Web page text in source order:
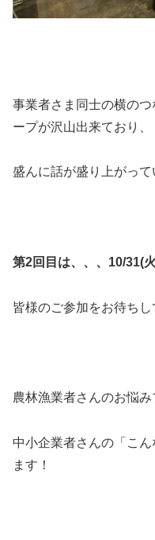
事業者さま同士の横の
ープが沢山出来ており、
盛んに話が盛り上がっ
第2回目は、、、10/31(
皆様のご参加をお待ちし
農林漁業者さんのお悩み
中小企業者さんの「こ
ます！